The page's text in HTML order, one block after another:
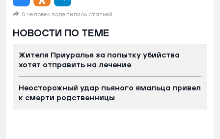
0 человек поделились статьей
НОВОСТИ ПО ТЕМЕ
Жителя Приуралья за попытку убийства
хотят отправить на лечение
Неосторожный удар пьяного ямальца привел
к смерти родственницы